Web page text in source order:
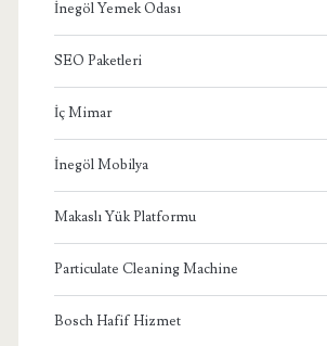
İnegöl Yemek Odası
SEO Paketleri
İç Mimar
İnegöl Mobilya
Makaslı Yük Platformu
Particulate Cleaning Machine
Bosch Hafif Hizmet